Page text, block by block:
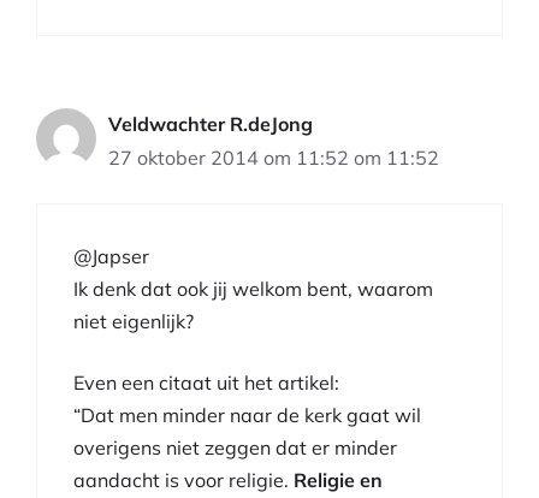
Veldwachter R.deJong
27 oktober 2014 om 11:52 om 11:52
@Japser
Ik denk dat ook jij welkom bent, waarom
niet eigenlijk?
Even een citaat uit het artikel:
“Dat men minder naar de kerk gaat wil
overigens niet zeggen dat er minder
aandacht is voor religie. Religie en